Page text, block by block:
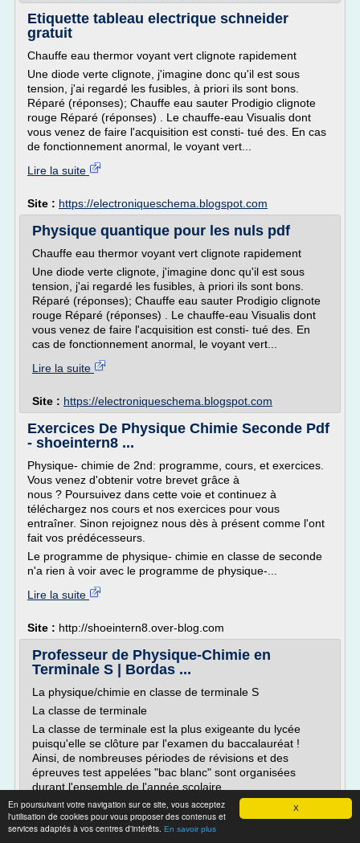
X
En poursuivant votre navigation sur ce site, vous acceptez
l'utilisation de cookies pour vous proposer des contenus et
services adaptés à vos centres d'intérêts. En savoir plus
Etiquette tableau electrique schneider
gratuit
Chauffe eau thermor voyant vert clignote rapidement
Une diode verte clignote, j'imagine donc qu'il est sous
tension, j'ai regardé les fusibles, à priori ils sont bons.
Réparé (réponses); Chauffe eau sauter Prodigio clignote
rouge Réparé (réponses) . Le chauffe-eau Visualis dont
vous venez de faire l'acquisition est consti- tué des. En cas
de fonctionnement anormal, le voyant vert...
Lire la suite
Site : https://electroniqueschema.blogspot.com
Physique quantique pour les nuls pdf
Chauffe eau thermor voyant vert clignote rapidement
Une diode verte clignote, j'imagine donc qu'il est sous
tension, j'ai regardé les fusibles, à priori ils sont bons.
Réparé (réponses); Chauffe eau sauter Prodigio clignote
rouge Réparé (réponses) . Le chauffe-eau Visualis dont
vous venez de faire l'acquisition est consti- tué des. En
cas de fonctionnement anormal, le voyant vert...
Lire la suite
Site : https://electroniqueschema.blogspot.com
Exercices De Physique Chimie Seconde Pdf
- shoeintern8 ...
Physique- chimie de 2nd: programme, cours, et exercices.
Vous venez d'obtenir votre brevet grâce à
nous ? Poursuivez dans cette voie et continuez à
téléchargez nos cours et nos exercices pour vous
entraîner. Sinon rejoignez nous dès à présent comme l'ont
fait vos prédécesseurs.
Le programme de physique- chimie en classe de seconde
n'a rien à voir avec le programme de physique-...
Lire la suite
Site : http://shoeintern8.over-blog.com
Professeur de Physique-Chimie en
Terminale S | Bordas ...
La physique/chimie en classe de terminale S
La classe de terminale
La classe de terminale est la plus exigeante du lycée
puisqu'elle se clôture par l'examen du baccalauréat !
Ainsi, de nombreuses périodes de révisions et des
épreuves test appelées "bac blanc" sont organisées
durant l'ensemble de l'année scolaire.
Le bac, un diplôme nécessaire pour la poursuite des
études supérieures...